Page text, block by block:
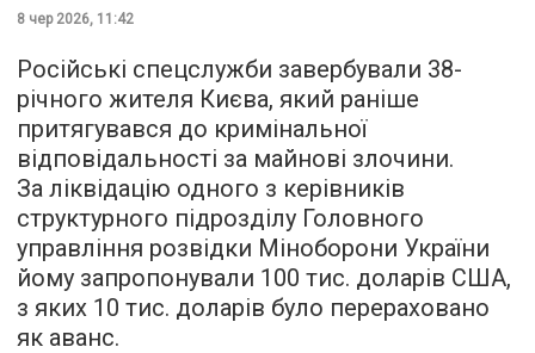
8 чер 2026, 11:42
Російські спецслужби завербували 38-
річного жителя Києва, який раніше
притягувався до кримінальної
відповідальності за майнові злочини.
За ліквідацію одного з керівників
структурного підрозділу Головного
управління розвідки Міноборони України
йому запропонували 100 тис. доларів США,
з яких 10 тис. доларів було перераховано
як аванс.